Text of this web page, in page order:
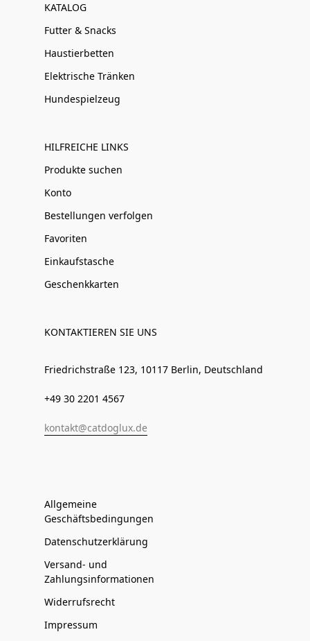
KATALOG
Futter & Snacks
Haustierbetten
Elektrische Tränken
Hundespielzeug
HILFREICHE LINKS
Produkte suchen
Konto
Bestellungen verfolgen
Favoriten
Einkaufstasche
Geschenkkarten
KONTAKTIEREN SIE UNS
Friedrichstraße 123, 10117 Berlin, Deutschland
+49 30 2201 4567
kontakt@catdoglux.de
Allgemeine
Geschäftsbedingungen
Datenschutzerklärung
Versand- und
Zahlungsinformationen
Widerrufsrecht
Impressum